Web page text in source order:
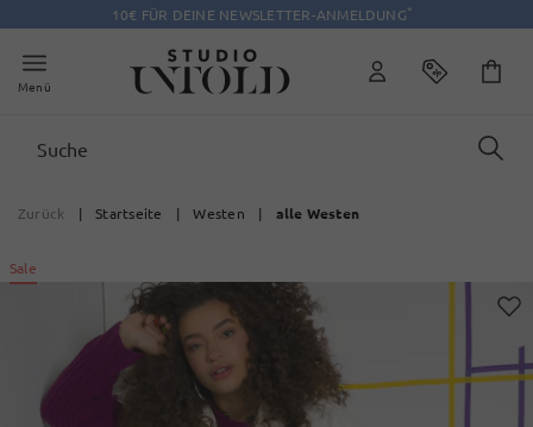
10€ FÜR DEINE NEWSLETTER-ANMELDUNG*
Menü
Zurück | Startseite | Westen | alle Westen
Sale